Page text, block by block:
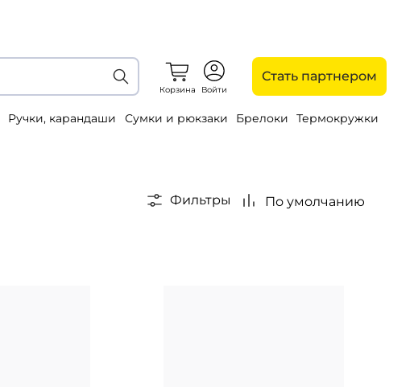
Корзина Войти
Стать партнером
Ручки, карандаши Сумки и рюкзаки Брелоки
Термокружки
Фильтры По умолчанию